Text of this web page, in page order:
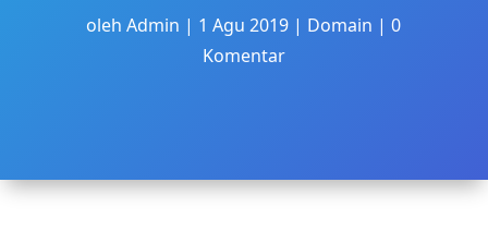
olehAdmin 1 Agu 2019 Domain
0
Komentar